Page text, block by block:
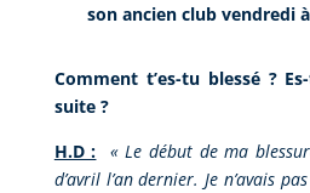
son ancien club vendredi
Comment t’es-tu blessé ?
suite ?
H.D :
« Le début de ma
d’avril l’an dernier. Je n’avais